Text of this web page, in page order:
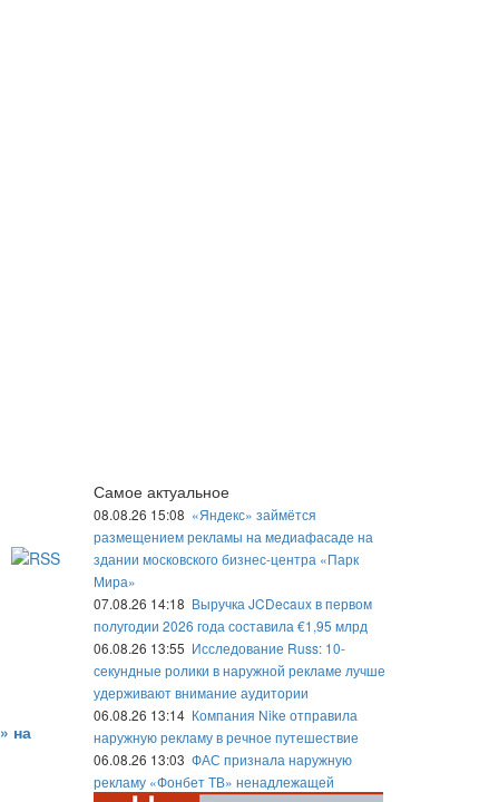
на
Самое актуальное
08.08.26 15:08 «Яндекс» займётся
размещением рекламы на медиафасаде на
здании московского бизнес-центра «Парк
Мира»
07.08.26 14:18 Выручка JCDecaux в первом
полугодии 2026 года составила €1,95 млрд
06.08.26 13:55 Исследование Russ: 10-
секундные ролики в наружной рекламе лучше
удерживают внимание аудитории
06.08.26 13:14 Компания Nike отправила
наружную рекламу в речное путешествие
06.08.26 13:03 ФАС признала наружную
рекламу «Фонбет ТВ» ненадлежащей